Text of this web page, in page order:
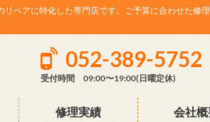
ペアに特化した専門店です。ご予算に合わせた修
052-389-5752
受付時間 09:00〜19:00(日曜定休)
修理実績 会社